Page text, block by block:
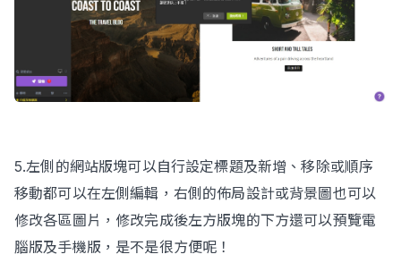
5.左側的網站版塊可以自行設定標題及新增、移除或順序
移動都可以在左側編輯，右側的佈局設計或背景圖也可以
修改各區圖片，修改完成後左方版塊的下方還可以預覽電
腦版及手機版，是不是很方便呢！